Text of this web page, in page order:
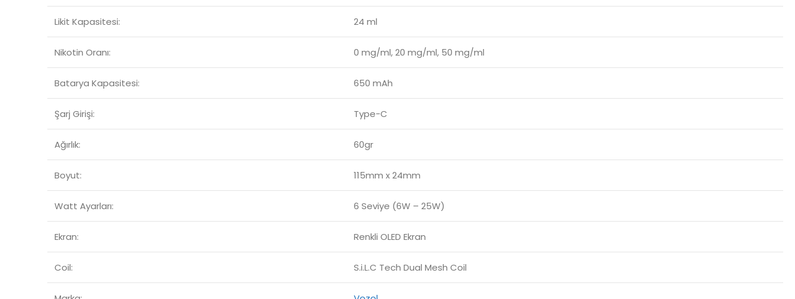
Likit Kapasitesi: 24 ml
Nikotin Oranı: 0 mg/ml, 20 mg/ml, 50 mg/ml
Batarya Kapasitesi: 650 mAh
Şarj Girişi: Type-C
Ağırlık: 60gr
Boyut: 115mm x 24mm
Watt Ayarları: 6 Seviye (6W – 25W)
Ekran: Renkli OLED Ekran
Coil: S.i.L.C Tech Dual Mesh Coil